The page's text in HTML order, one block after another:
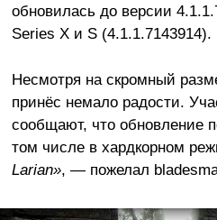
обновилась до версии
Series X и S (4.1.1.7143914).
Несмотря на скромный
принёс немало радости.
сообщают, что обновление
том числе в хардкорном
Larian», — пожелал